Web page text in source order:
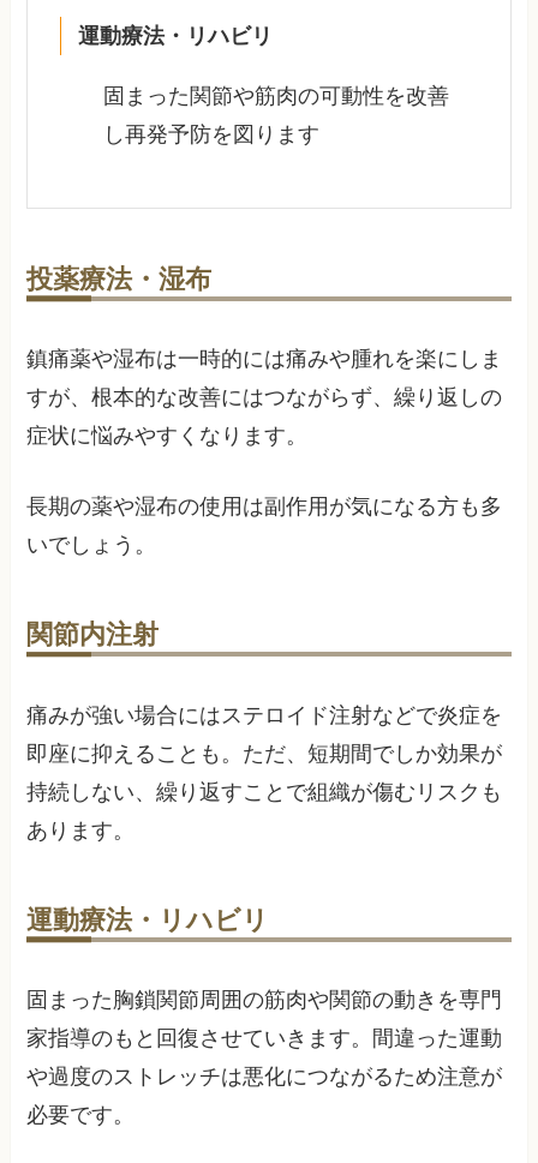
運動療法・リハビリ
固まった関節や筋肉の可動性を改善
し再発予防を図ります
投薬療法・湿布
鎮痛薬や湿布は一時的には痛みや腫れを楽にしま
すが、根本的な改善にはつながらず、繰り返しの
症状に悩みやすくなります。
長期の薬や湿布の使用は副作用が気になる方も多
いでしょう。
関節内注射
痛みが強い場合にはステロイド注射などで炎症を
即座に抑えることも。ただ、短期間でしか効果が
持続しない、繰り返すことで組織が傷むリスクも
あります。
運動療法・リハビリ
固まった胸鎖関節周囲の筋肉や関節の動きを専門
家指導のもと回復させていきます。間違った運動
や過度のストレッチは悪化につながるため注意が
必要です。